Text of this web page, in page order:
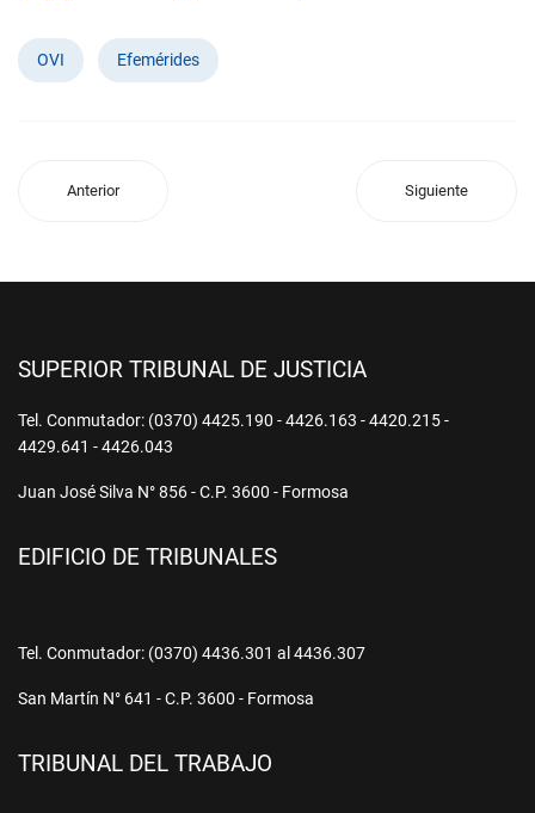
OVI Efemérides
Anterior Siguiente
SUPERIOR TRIBUNAL DE JUSTICIA
Tel. Conmutador: (0370) 4425.190 - 4426.163 - 4420.215 -
4429.641 - 4426.043
Juan José Silva N° 856 - C.P. 3600 - Formosa
EDIFICIO DE TRIBUNALES
Tel. Conmutador: (0370) 4436.301 al 4436.307
San Martín N° 641 - C.P. 3600 - Formosa
TRIBUNAL DEL TRABAJO